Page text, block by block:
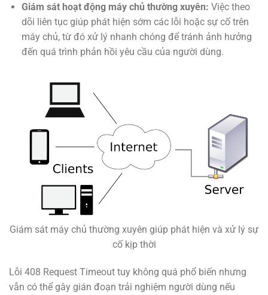
Giám sát hoạt động máy chủ thường xuyên: Việc theo
dõi liên tục giúp phát hiện sớm các lỗi hoặc sự cố trên
máy chủ, từ đó xử lý nhanh chóng để tránh ảnh hưởng
đến quá trình phản hồi yêu cầu của người dùng.
Giám sát máy chủ thường xuyên giúp phát hiện và xử lý sự
cố kịp thời
Lỗi 408 Request Timeout tuy không quá phổ biến nhưng
vẫn có thể gây gián đoạn trải nghiệm người dùng nếu